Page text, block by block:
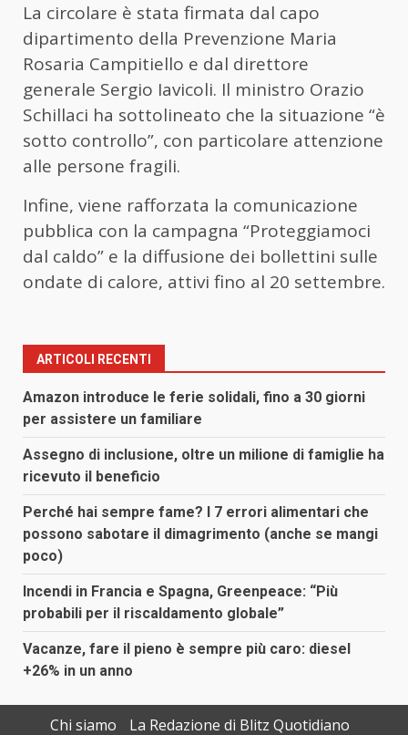
La circolare è stata firmata dal capo
dipartimento della Prevenzione Maria
Rosaria Campitiello e dal direttore
generale Sergio Iavicoli. Il ministro Orazio
Schillaci ha sottolineato che la situazione “è
sotto controllo”, con particolare attenzione
alle persone fragili.
Infine, viene rafforzata la comunicazione
pubblica con la campagna “Proteggiamoci
dal caldo” e la diffusione dei bollettini sulle
ondate di calore, attivi fino al 20 settembre.
ARTICOLI RECENTI
Amazon introduce le ferie solidali, fino a 30 giorni
per assistere un familiare
Assegno di inclusione, oltre un milione di famiglie ha
ricevuto il beneficio
Perché hai sempre fame? I 7 errori alimentari che
possono sabotare il dimagrimento (anche se mangi
poco)
Incendi in Francia e Spagna, Greenpeace: “Più
probabili per il riscaldamento globale”
Vacanze, fare il pieno è sempre più caro: diesel
+26% in un anno
Chi siamo La Redazione di Blitz Quotidiano